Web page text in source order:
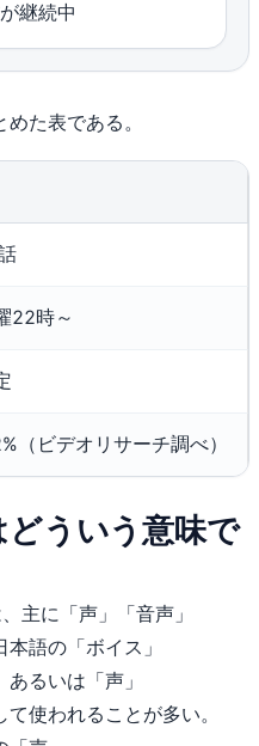
継続中
た表である。
22時～
（ビデオリサーチ調べ）
どういう意味で
主に「声」「音声」
本語の「ボイス」
るいは「声」
使われることが多い。